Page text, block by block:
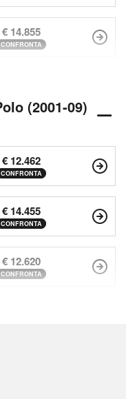
€ 14.855
CONFRONTA
(2001-09)
€ 12.462
CONFRONTA
€ 14.455
CONFRONTA
€ 12.620
CONFRONTA